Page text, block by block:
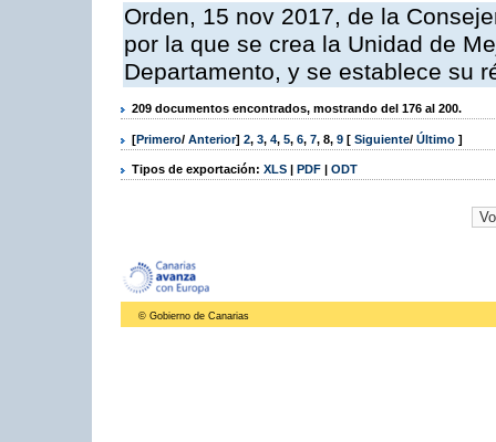
Orden, 15 nov 2017, de la
por la que se crea la Unidad de
Departamento, y se establece su
209 documentos encontrados, mostrando del 176 al 200.
[Primero/ Anterior] 2, 3, 4, 5, 6, 7, 8, 9 [ Siguiente/ Último ]
Tipos de exportación: XLS | PDF | ODT
© Gobierno de Canarias